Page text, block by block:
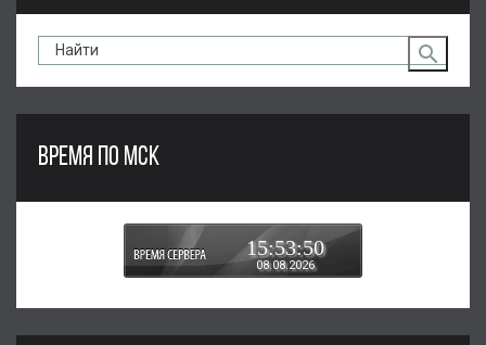
ВРЕМЯ ПО МСК
15:53:50
08.08.2026